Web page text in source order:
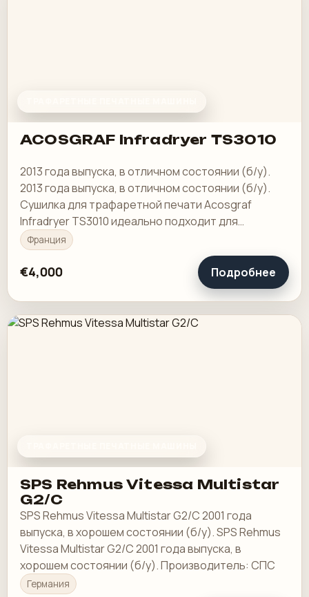
ACOSGRAF Infradryer TS3010
2013 года выпуска, в отличном состоянии (б/у).
2013 года выпуска, в отличном состоянии (б/у).
Сушилка для трафаретной печати Acosgraf
Infradryer TS3010 идеально подходит для
пластизолевых красок, быстро затвердевает,
350-500 штук…
Франция
€4,000 Подробнее
SPS Rehmus Vitessa Multistar
G2/C
SPS Rehmus Vitessa Multistar G2/C 2001 года
выпуска, в хорошем состоянии (б/у). SPS Rehmus
Vitessa Multistar G2/C 2001 года выпуска, в
хорошем состоянии (б/у). Производитель: СПС
Германия